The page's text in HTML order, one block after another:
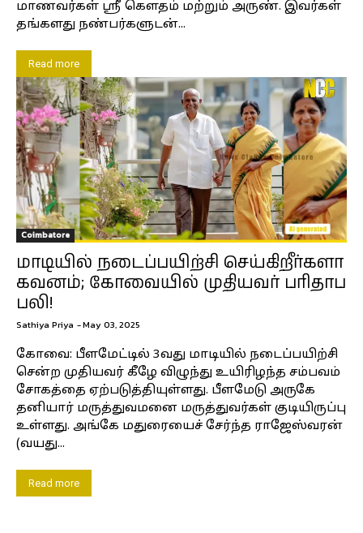
மாணவர்கள் ஸ்ரீ கௌதம் மற்றும் அருண். இவர்கள்
தங்களது நண்பர்களுடன்...
Read more
Coimbatore
மாடியில் நடைப்பயிற்சி செய்கிறீர்களா
கவனம்; கோவையில் முதியவர் பரிதாப
பலி!
Sathiya Priya -May 03, 2025
கோவை: பீளமேட்டில் 3வது மாடியில் நடைப்பயிற்சி
சென்ற முதியவர் கீழே விழுந்து உயிரிழந்த சம்பவம்
சோகத்தை ஏற்படுத்தியுள்ளது. பீளமேடு அருகே
தனியார் மருத்துவமனை மருத்துவர்கள் குடியிருப்பு
உள்ளது. அங்கே மதுரையைச் சேர்ந்த ராஜேஸ்வரன்
(வயது...
Read more